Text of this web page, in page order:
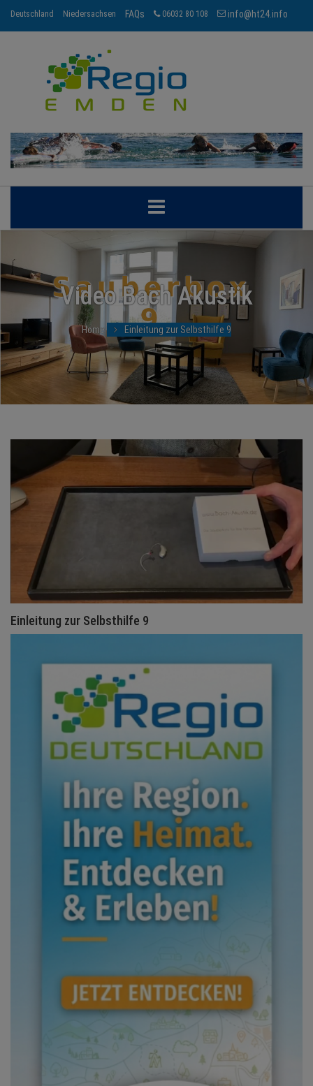
Deutschland Niedersachsen FAQs 06032 80 108 info@ht24.info
BRANCHEN
NEWS
TERMINE
KONTAKT
Video Bach Akustik
Home Einleitung zur Selbsthilfe 9
Einleitung zur Selbsthilfe 9